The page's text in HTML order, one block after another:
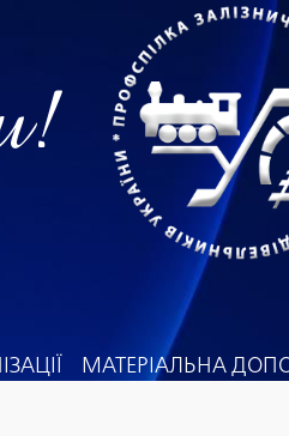
МАТЕРІАЛЬНА